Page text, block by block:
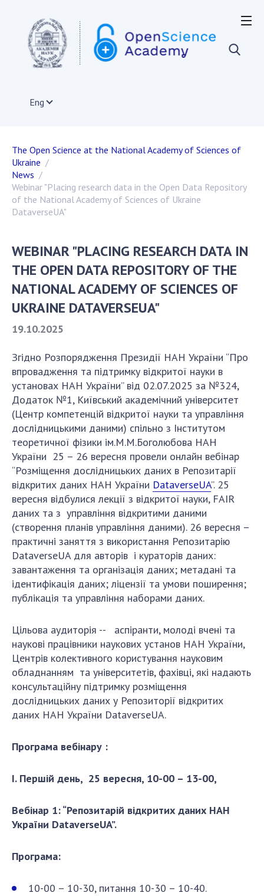
Eng
OPEN SCIENCE IN THE WORLD
European Union
EU member states
Other countries
Projects on the development of open science
Publications, presentations
Normative and legal acts
Documents of institutions and organizations
Publications, presentations
SCIENCES OF UKRAINE
Normative acts of the National Academy of
Sciences of Ukraine
Documents of the National Academy of Sciences
of Ukraine
Publications and Presentations on Open Science
Useful links
NANU WORKING GROUP
CONTACTS
NEWS
EVENTS
PERSONAL OFFICE
FAIRY
The Open Science at the National Academy of Sciences of
Ukraine
News
Webinar "Placing research data in the Open Data Repository
of the National Academy of Sciences of Ukraine
DataverseUA"
WEBINAR "PLACING RESEARCH DATA IN
THE OPEN DATA REPOSITORY OF THE
NATIONAL ACADEMY OF SCIENCES OF
UKRAINE DATAVERSEUA"
19.10.2025
Згідно Розпорядження Президії НАН України “Про
впровадження та підтримку відкритої науки в
установах НАН України” від 02.07.2025 за №324,
Додаток №1, Київський академічний університет
(Центр компетенцій відкритої науки та управління
дослідницькими даними) спільно з Інститутом
теоретичної фізики ім.М.М.Боголюбова НАН
України 25 – 26 вересня провели онлайн вебінар
“Розміщення дослідницьких даних в Репозитарії
відкритих даних НАН України DataverseUA”. 25
вересня відбулися лекції з відкритої науки, FAIR
даних та з управління відкритими даними
(створення планів управління даними). 26 вересня –
практичні заняття з використання Репозитарію
DataverseUA для авторів і кураторів даних:
завантаження та організація даних; метадані та
ідентифікація даних; ліцензії та умови поширення;
публікація та управління наборами даних.
Цільова аудиторія -- аспіранти, молоді вчені та
наукові працівники наукових установ НАН України,
Центрів колективного користування науковим
обладнанням та університетів, фахівці, які надають
консультаційну підтримку розміщення
дослідницьких даних у Репозиторії відкритих
даних НАН України DataverseUA.
Програма вебінару :
І. Першій день, 25 вересня, 10-00 – 13-00,
Вебінар 1: “Репозитарій відкритих даних НАН
України DataverseUA”.
Програма:
10-00 – 10-30, питання 10-30 – 10-40.